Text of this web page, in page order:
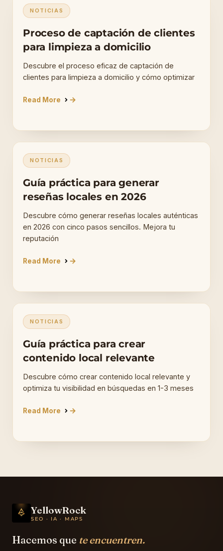
NOTICIAS
Proceso de captación de clientes
para limpieza a domicilio
Descubre el proceso eficaz de captación de
clientes para limpieza a domicilio y cómo optimizar
Read More
NOTICIAS
Guía práctica para generar
reseñas locales en 2026
Descubre cómo generar reseñas locales auténticas
en 2026 con cinco pasos sencillos. Mejora tu
reputación
Read More
NOTICIAS
Guía práctica para crear
contenido local relevante
Descubre cómo crear contenido local relevante y
optimiza tu visibilidad en búsquedas en 1-3 meses
Read More
YellowRock
SEO · IA · MAPS
Hacemos que te encuentren.